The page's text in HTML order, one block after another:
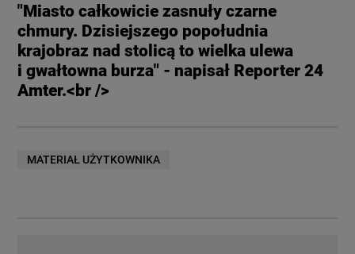
"Miasto całkowicie zasnuły czarne
chmury. Dzisiejszego popołudnia
krajobraz nad stolicą to wielka ulewa
i gwałtowna burza" - napisał Reporter 24
Amter.<br />
MATERIAŁ UŻYTKOWNIKA